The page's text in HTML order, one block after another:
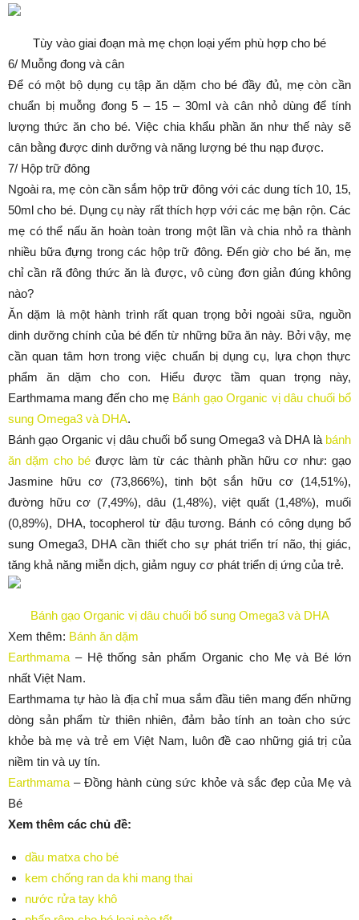
Tùy vào giai đoạn mà mẹ chọn loại yếm phù hợp cho bé
6/ Muỗng đong và cân
Để có một bộ dụng cụ tập ăn dặm cho bé đầy đủ, mẹ còn cần
chuẩn bị muỗng đong 5 – 15 – 30ml và cân nhỏ dùng để tính
lượng thức ăn cho bé. Việc chia khẩu phần ăn như thế này sẽ
cân bằng được dinh dưỡng và năng lượng bé thu nạp được.
7/ Hộp trữ đông
Ngoài ra, mẹ còn cần sắm hộp trữ đông với các dung tích 10, 15,
50ml cho bé. Dụng cụ này rất thích hợp với các mẹ bận rộn. Các
mẹ có thể nấu ăn hoàn toàn trong một lần và chia nhỏ ra thành
nhiều bữa đựng trong các hộp trữ đông. Đến giờ cho bé ăn, mẹ
chỉ cần rã đông thức ăn là được, vô cùng đơn giản đúng không
nào?
Ăn dặm là một hành trình rất quan trọng bởi ngoài sữa, nguồn
dinh dưỡng chính của bé đến từ những bữa ăn này. Bởi vậy, mẹ
cần quan tâm hơn trong việc chuẩn bị dụng cụ, lựa chọn thực
phẩm ăn dặm cho con. Hiểu được tầm quan trọng này,
Earthmama mang đến cho mẹ Bánh gạo Organic vị dâu chuối bổ
sung Omega3 và DHA.
Bánh gạo Organic vị dâu chuối bổ sung Omega3 và DHA là bánh
ăn dặm cho bé được làm từ các thành phần hữu cơ như: gạo
Jasmine hữu cơ (73,866%), tinh bột sắn hữu cơ (14,51%),
đường hữu cơ (7,49%), dâu (1,48%), việt quất (1,48%), muối
(0,89%), DHA, tocopherol từ đậu tương. Bánh có công dụng bổ
sung Omega3, DHA cần thiết cho sự phát triển trí não, thị giác,
tăng khả năng miễn dịch, giảm nguy cơ phát triển dị ứng của trẻ.
Bánh gạo Organic vị dâu chuối bổ sung Omega3 và DHA
Xem thêm: Bánh ăn dặm
Earthmama – Hệ thống sản phẩm Organic cho Mẹ và Bé lớn
nhất Việt Nam.
Earthmama tự hào là địa chỉ mua sắm đầu tiên mang đến những
dòng sản phẩm từ thiên nhiên, đảm bảo tính an toàn cho sức
khỏe bà mẹ và trẻ em Việt Nam, luôn đề cao những giá trị của
niềm tin và uy tín.
Earthmama – Đồng hành cùng sức khỏe và sắc đẹp của Mẹ và
Bé
Xem thêm các chủ đề:
dầu matxa cho bé
kem chống ran da khi mang thai
nước rửa tay khô